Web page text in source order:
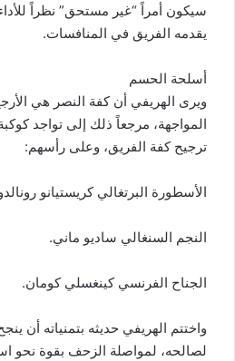
سيكون أمراً “غير مستحق” نظراً
يقدمه الفريق في المنافسات.
أسلحة الحسم
ويرى الهريفي أن كفة النصر هي
المواجهة، مرجعاً ذلك إلى تواجد
ترجيح كفة الفريق، وعلى رأسهم:
الأسطورة البرتغالي كريستيانو
النجم السنغالي ساديو ماني.
الجناح الفرنسي كينغسلي كومان.
واختتم الهريفي حديثه بتمنياته أن
لصالحه، لمواصلة الزحف بقوة نحو